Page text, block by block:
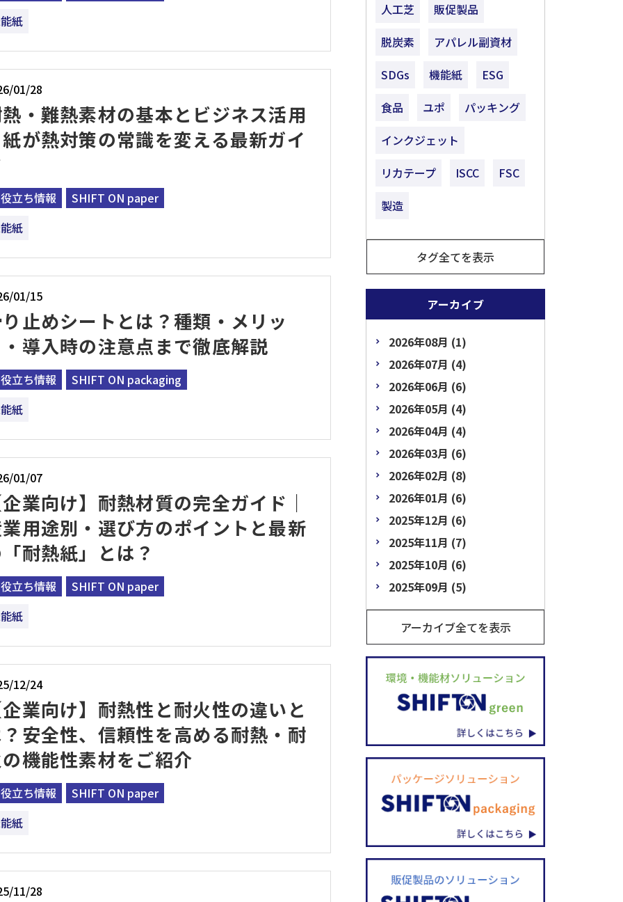
紙
01/28
・難熱素材の基本とビジネス活用
が熱対策の常識を変える最新ガイ
立ち情報
SHIFT ON paper
紙
01/15
止めシートとは？種類・メリッ
導入時の注意点まで徹底解説
立ち情報
SHIFT ON packaging
紙
01/07
業向け】耐熱材質の完全ガイド｜
用途別・選び方のポイントと最新
耐熱紙」とは？
立ち情報
SHIFT ON paper
紙
12/24
業向け】耐熱性と耐火性の違いと
安全性、信頼性を高める耐熱・耐
機能性素材をご紹介
立ち情報
SHIFT ON paper
紙
11/28
人工芝
販促製品
脱炭素
アパレル副資材
SDGs
機能紙
ESG
食品
ユポ
パッキング
インクジェット
リカテープ
ISCC
FSC
製造
タグ全てを表示
アーカイブ
2026年08月 (1)
2026年07月 (4)
2026年06月 (6)
2026年05月 (4)
2026年04月 (4)
2026年03月 (6)
2026年02月 (8)
2026年01月 (6)
2025年12月 (6)
2025年11月 (7)
2025年10月 (6)
2025年09月 (5)
アーカイブ全てを表示